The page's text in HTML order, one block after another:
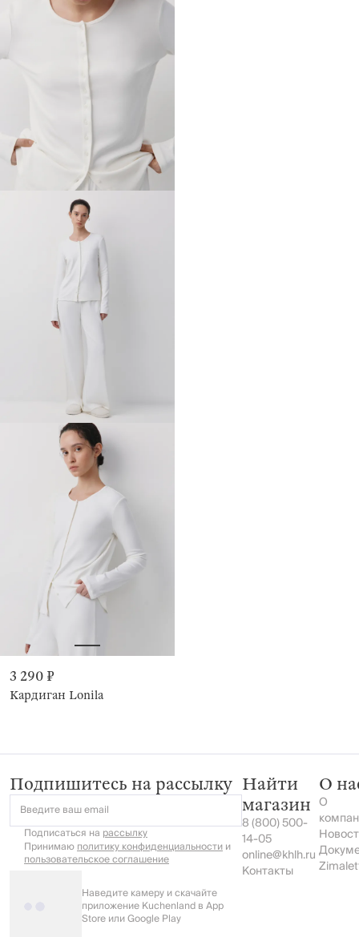
3 290 ₽
Кардиган Lonila
Подпишитесь на рассылку
Введите ваш email
Подписаться на рассылку
Принимаюполитику конфиденциальностии
пользовательское соглашение
Наведите камеру и скачайте
приложение Kuchenland в App
Store или Google Play
Найти
магазин
8 (800) 500-
14-05
online@khlh.ru
Контакты
О
О